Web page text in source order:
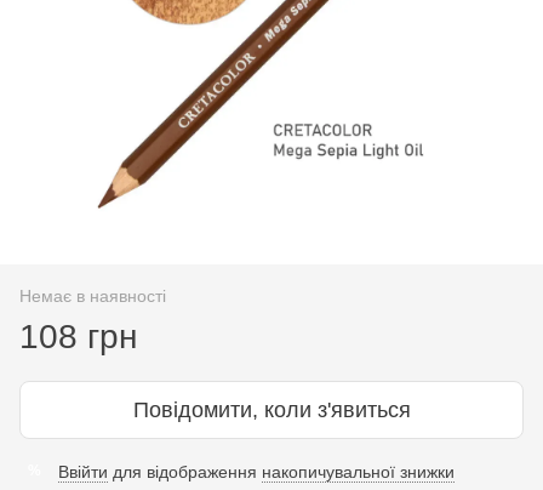
Немає в наявності
108 грн
Повідомити, коли з'явиться
Ввійти для відображення накопичувальної знижки